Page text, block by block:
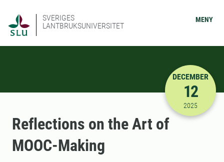
SVERIGES
LANTBRUKSUNIVERSITET
MENY
2025-12-
DECEMBER
12
2025
Reflections on the Art of
MOOC-Making